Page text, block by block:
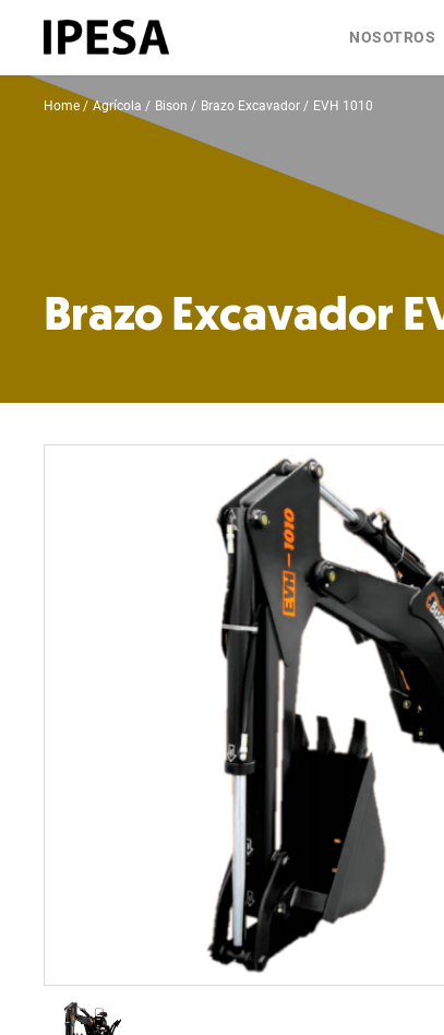
NOSOTROS
Home Agrícola Bison Brazo Excavador EVH 1010
Brazo Excavador